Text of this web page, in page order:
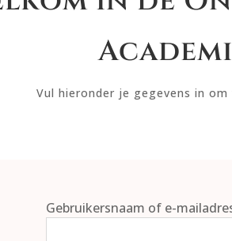
Vul hieronder je gegevens in
Gebruikersnaam of e-